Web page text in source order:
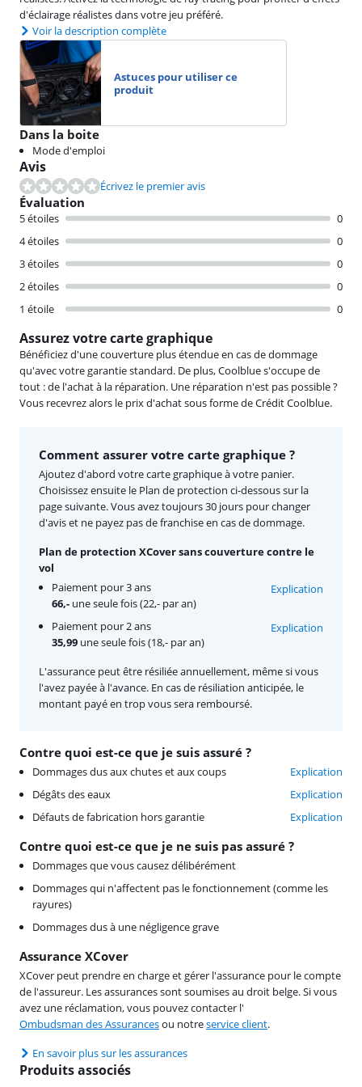
d'éclairage réalistes dans votre jeu préféré.
Voir la description complète
Astuces pour utiliser ce
produit
Dans la boite
Mode d'emploi
Avis
Écrivez le premier avis
Évaluation
5 étoiles
0
4 étoiles
0
3 étoiles
0
2 étoiles
0
1 étoile
0
Assurez votre carte graphique
Bénéficiez d'une couverture plus étendue en cas de dommage
qu'avec votre garantie standard. De plus, Coolblue s'occupe de
tout : de l'achat à la réparation. Une réparation n'est pas possible ?
Vous recevrez alors le prix d'achat sous forme de Crédit Coolblue.
Contre quoi est-ce que je suis assuré ?
Dommages dus aux chutes et aux coups
Explication
Dégâts des eaux
Explication
Défauts de fabrication hors garantie
Explication
Contre quoi est-ce que je ne suis pas assuré ?
Dommages que vous causez délibérément
Dommages qui n'affectent pas le fonctionnement (comme les
rayures)
Dommages dus à une négligence grave
Assurance XCover
XCover peut prendre en charge et gérer l'assurance pour le compte
de l'assureur. Les assurances sont soumises au droit belge. Si vous
avez une réclamation, vous pouvez contacter l'
Ombudsman des Assurancesou notreservice client.
En savoir plus sur les assurances
Comment assurer votre carte graphique ?
Ajoutez d'abord votre carte graphique à votre panier.
Choisissez ensuite le Plan de protection ci-dessous sur la
page suivante. Vous avez toujours 30 jours pour changer
d'avis et ne payez pas de franchise en cas de dommage.
Plan de protection XCover sans couverture contre le
vol
Paiement pour 3 ans
66,- une seule fois (22,- par an)
Explication
Paiement pour 2 ans
35,99 une seule fois (18,- par an)
Explication
L'assurance peut être résiliée annuellement, même si vous
l'avez payée à l'avance. En cas de résiliation anticipée, le
montant payé en trop vous sera remboursé.
Produits associés